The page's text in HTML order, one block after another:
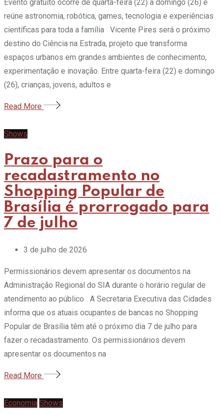
Evento gratuito ocorre de quarta-feira (22) a domingo (26) e
reúne astronomia, robótica, games, tecnologia e experiências
científicas para toda a família Vicente Pires será o próximo
destino do Ciência na Estrada, projeto que transforma
espaços urbanos em grandes ambientes de conhecimento,
experimentação e inovação. Entre quarta-feira (22) e domingo
(26), crianças, jovens, adultos e
Read More
Shows
Prazo para o
recadastramento no
Shopping Popular de
Brasília é prorrogado para
7 de julho
3 de julho de 2026
Permissionários devem apresentar os documentos na
Administração Regional do SIA durante o horário regular de
atendimento ao público A Secretaria Executiva das Cidades
informa que os atuais ocupantes de bancas no Shopping
Popular de Brasília têm até o próximo dia 7 de julho para
fazer o recadastramento. Os permissionários devem
apresentar os documentos na
Read More
Economia Shows